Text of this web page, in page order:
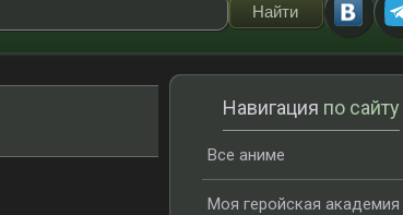
Навигация по сайту
Все аниме
Моя геройская академия